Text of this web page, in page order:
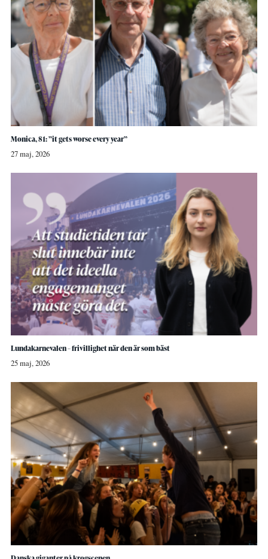
Monica, 81: ”it gets worse every year”
27 maj, 2026
Lundakarnevalen – frivillighet när den är som bäst
25 maj, 2026